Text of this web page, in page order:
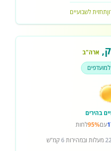
תחזית לשבועיים
, ארה"ב
בהירים
עם95%לחות
מעלות ובמהירות6קמ"ש